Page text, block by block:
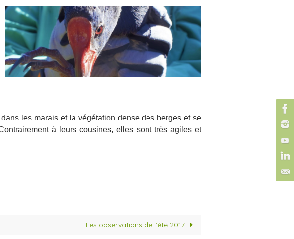
les marais et la végétation dense des berges et se
à leurs cousines, elles sont très agiles et
Les observations de l’été 2017